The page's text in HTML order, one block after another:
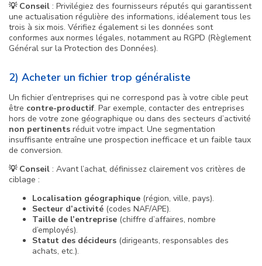
💡 Conseil : Privilégiez des fournisseurs réputés qui garantissent
une actualisation régulière des informations, idéalement tous les
trois à six mois. Vérifiez également si les données sont
conformes aux normes légales, notamment au RGPD (Règlement
Général sur la Protection des Données).
2) Acheter un fichier trop généraliste
Un fichier d’entreprises qui ne correspond pas à votre cible peut
être contre-productif. Par exemple, contacter des entreprises
hors de votre zone géographique ou dans des secteurs d’activité
non pertinents réduit votre impact. Une segmentation
insuffisante entraîne une prospection inefficace et un faible taux
de conversion.
💡 Conseil : Avant l’achat, définissez clairement vos critères de
ciblage :
Localisation géographique (région, ville, pays).
Secteur d’activité (codes NAF/APE).
Taille de l’entreprise (chiffre d’affaires, nombre
d’employés).
Statut des décideurs (dirigeants, responsables des
achats, etc.).